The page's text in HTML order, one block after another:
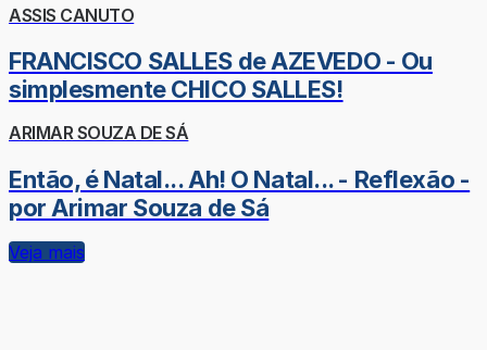
ASSIS CANUTO
FRANCISCO SALLES de AZEVEDO - Ou
simplesmente CHICO SALLES!
ARIMAR SOUZA DE SÁ
Então, é Natal... Ah! O Natal... - Reflexão -
por Arimar Souza de Sá
Veja mais